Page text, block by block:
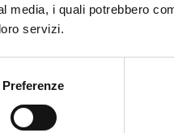
media, i quali potrebbero
servizi.
Preferenze
Il Teatro del Giglio
Il Teatro San